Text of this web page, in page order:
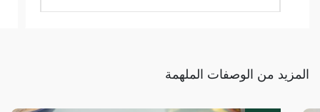
المزيد من الوصفات الملهمة